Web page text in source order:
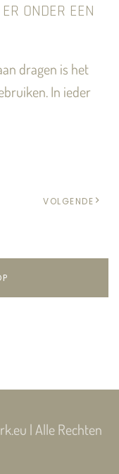
ONDER EEN
dragen is het
In ieder
VOLGENDE
| Alle Rechten